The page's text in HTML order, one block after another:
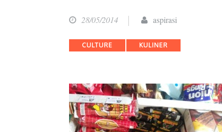
28/05/2014 aspirasi
Categories
CULTURE KULINER